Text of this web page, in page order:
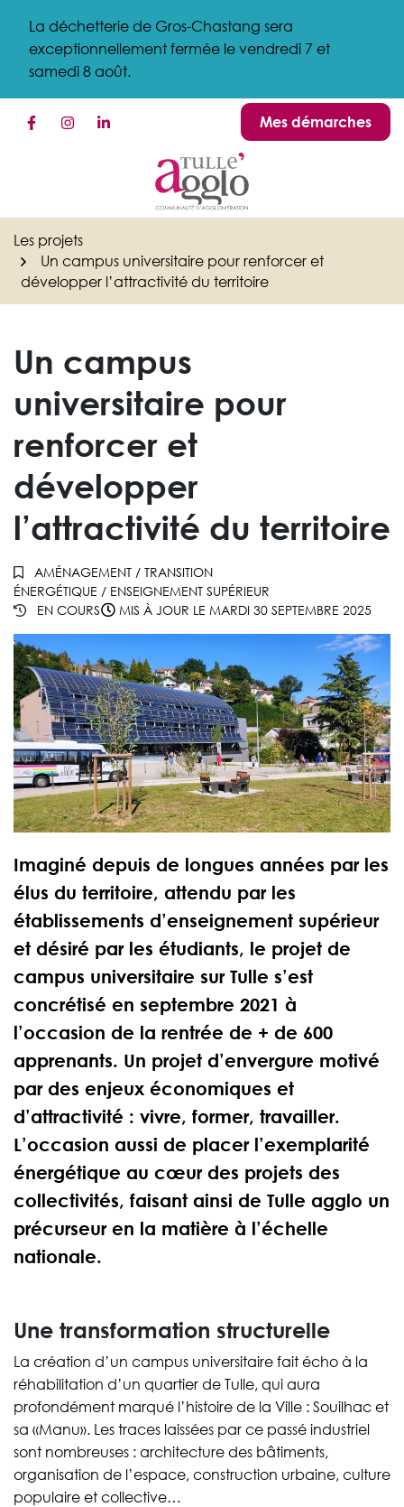
contenu
La déchetterie de Gros-Chastang sera
exceptionnellement fermée le vendredi 7 et
samedi 8 août.
Lien vers le compte Facebook
Lien vers le compte Instagram
Lien vers le compte LinkedinMes démarches
Les projets
Un campus universitaire pour renforcer et
développer l’attractivité du territoire
Un campus
universitaire pour
renforcer et
développer
l’attractivité du territoire
AMÉNAGEMENT / TRANSITION
ÉNERGÉTIQUE / ENSEIGNEMENT SUPÉRIEUR
EN COURS
MIS À JOUR LE MARDI 30 SEPTEMBRE 2025
Imaginé depuis de longues années par les
élus du territoire, attendu par les
établissements d’enseignement supérieur
et désiré par les étudiants, le projet de
campus universitaire sur Tulle s’est
concrétisé en septembre 2021 à
l’occasion de la rentrée de + de 600
apprenants. Un projet d’envergure motivé
par des enjeux économiques et
d’attractivité : vivre, former, travailler.
L’occasion aussi de placer l’exemplarité
énergétique au cœur des projets des
collectivités, faisant ainsi de Tulle agglo un
précurseur en la matière à l’échelle
nationale.
Une transformation structurelle
La création d’un campus universitaire fait écho à la
réhabilitation d’un quartier de Tulle, qui aura
profondément marqué l’histoire de la Ville : Souilhac et
sa «Manu». Les traces laissées par ce passé industriel
sont nombreuses : architecture des bâtiments,
organisation de l’espace, construction urbaine, culture
populaire et collective…